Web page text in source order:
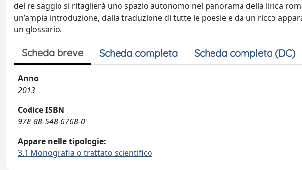
del re saggio si ritaglierà uno spazio autonomo nel panorama della lirica
un’ampia introduzione, dalla traduzione di tutte le poesie e da un ricco
un glossario.
Scheda breve Scheda completa Scheda completa (DC)
Anno
2013
Codice ISBN
978-88-548-6768-0
Appare nelle tipologie:
3.1 Monografia o trattato scientifico